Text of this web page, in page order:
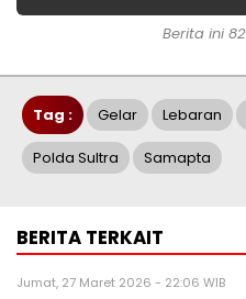
Berita ini
Tag : Gelar Lebaran
Polda Sultra Samapta
BERITA TERKAIT
Jumat, 27 Maret 2026 - 22:06 WIB